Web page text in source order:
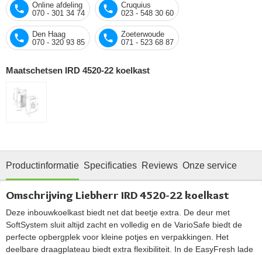
Online afdeling
070 - 301 34 74
Cruquius
023 - 548 30 60
Den Haag
070 - 320 93 85
Zoeterwoude
071 - 523 68 87
Maatschetsen IRD 4520-22 koelkast
Productinformatie Specificaties Reviews Onze service
Omschrijving Liebherr IRD 4520-22 koelkast
Deze inbouwkoelkast biedt net dat beetje extra. De deur met
SoftSystem sluit altijd zacht en volledig en de VarioSafe biedt de
perfecte opbergplek voor kleine potjes en verpakkingen. Het
deelbare draagplateau biedt extra flexibiliteit. In de EasyFresh lade